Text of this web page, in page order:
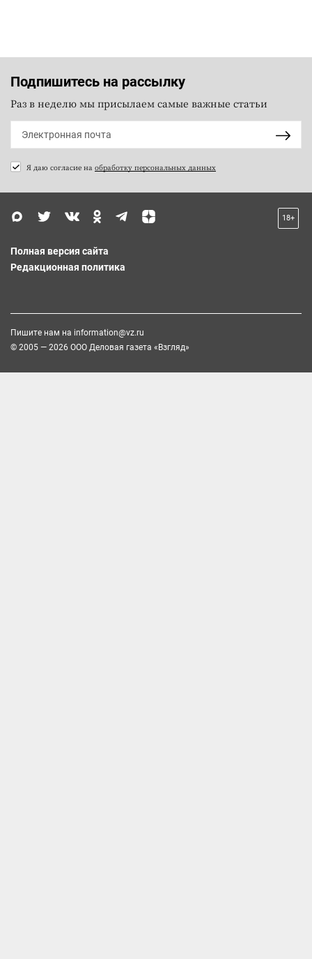
Подпишитесь на рассылку
Раз в неделю мы присылаем самые важные статьи
Я даю согласие на обработку персональных данных
18+
Полная версия сайта
Редакционная политика
Пишите нам на information@vz.ru
© 2005 — 2026 ООО Деловая газета «Взгляд»